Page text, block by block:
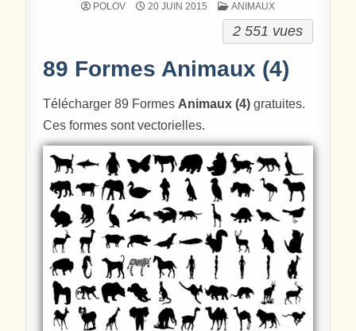
POLOV 20 JUIN 2015 POSTÉ DANS
ANIMAUX
2 551 vues
89 Formes Animaux (4)
Télécharger 89 Formes Animaux (4) gratuites.
Ces formes sont vectorielles.